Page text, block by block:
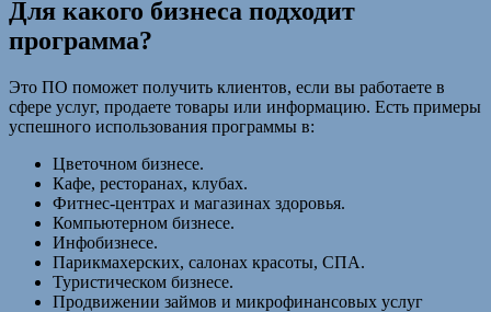
Для какого бизнеса подходит
программа?
Это ПО поможет получить клиентов, если вы работаете в
сфере услуг, продаете товары или информацию. Есть примеры
успешного использования программы в:
Цветочном бизнесе.
Кафе, ресторанах, клубах.
Фитнес-центрах и магазинах здоровья.
Компьютерном бизнесе.
Инфобизнесе.
Парикмахерских, салонах красоты, СПА.
Туристическом бизнесе.
Продвижении займов и микрофинансовых услуг